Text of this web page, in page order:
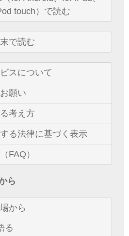
touch）で読む
で読む
スについて
願い
考え方
る法律に基づく表示
FAQ）
ら
から
る